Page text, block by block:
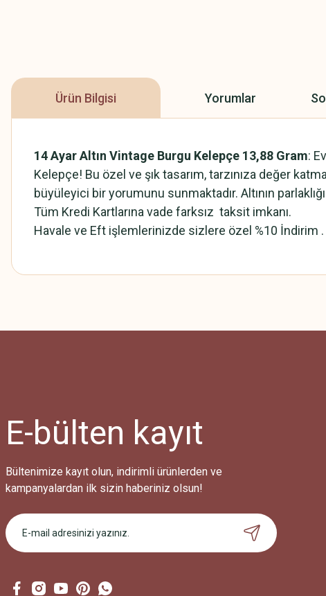
Ürün Bilgisi Yorumlar
14 Ayar Altın Vintage Burgu Kelepçe 13,88 Gram:
Kelepçe! Bu özel ve şık tasarım, tarzınıza değer
büyüleyici bir yorumunu sunmaktadır. Altının
Tüm Kredi Kartlarına vade farksız taksit imkanı.
Havale ve Eft işlemlerinizde sizlere özel %10 İndirim .
Bu ürüne benzer farklı alternatifler olmalı.
E-bülten kayıt
Bültenimize kayıt olun, indirimli ürünlerden ve
kampanyalardan ilk sizin haberiniz olsun!